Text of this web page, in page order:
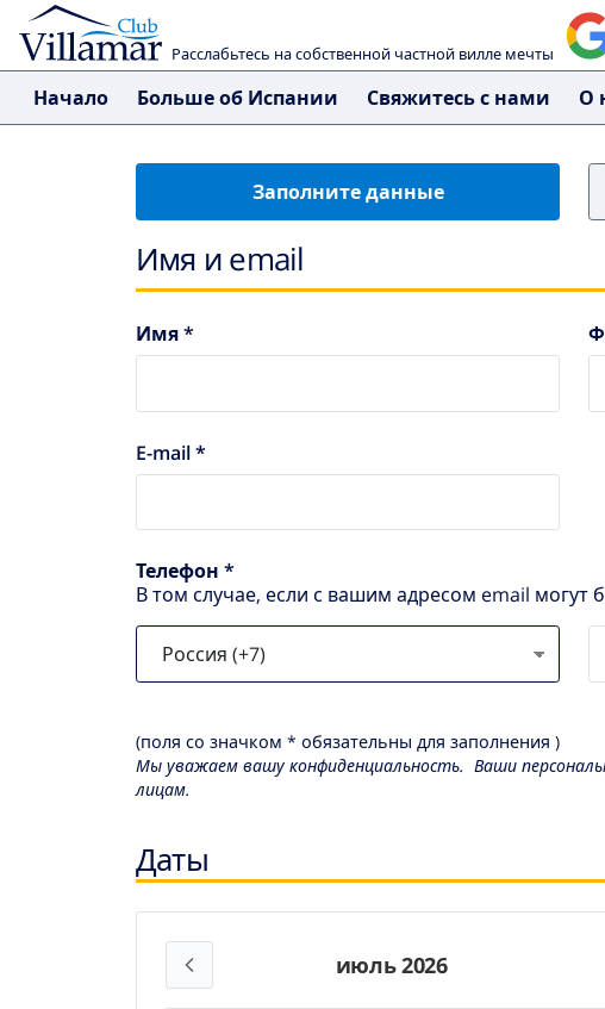
Расслабьтесь на собственной частной вилле мечты
Начало Больше об Испании Свяжитесь с нами
Заполните данные
Имя и email
Имя *
E-mail *
Телефон *
В том случае, если с вашим адресом email могут
(поля со значком * обязательны для заполнения )
Мы уважаем вашу конфиденциальность. Ваши
лицам.
Даты
июль 2026